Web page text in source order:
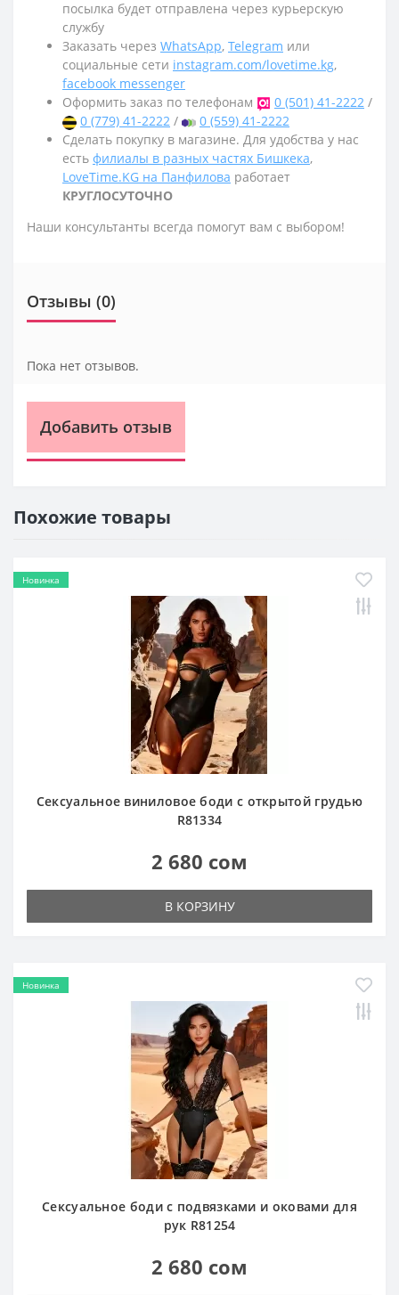
посылка будет отправлена через курьерскую
службу
Заказать через WhatsApp, Telegram или
социальные сети instagram.com/lovetime.kg,
facebook messenger
Оформить заказ по телефонам
0 (501) 41-2222 /
0 (779) 41-2222 /
0 (559) 41-2222
Сделать покупку в магазине. Для удобства у нас
есть филиалы в разных частях Бишкека,
LoveTime.KG на Панфилова работает
КРУГЛОСУТОЧНО
Наши консультанты всегда помогут вам с выбором!
Отзывы (0)
Пока нет отзывов.
Добавить отзыв
Похожие товары
Новинка
Сексуальное виниловое боди с открытой грудью
R81334
2 680 сом
В КОРЗИНУ
Новинка
Сексуальное боди с подвязками и оковами для
рук R81254
2 680 сом